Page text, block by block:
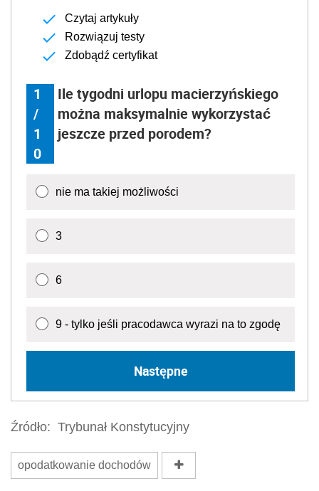
Czytaj artykuły
Rozwiązuj testy
Zdobądź certyfikat
1
/
1
0
Ile tygodni urlopu macierzyńskiego
można maksymalnie wykorzystać
jeszcze przed porodem?
nie ma takiej możliwości
3
6
9 - tylko jeśli pracodawca wyrazi na to zgodę
Następne
Źródło: Trybunał Konstytucyjny
opodatkowanie dochodów